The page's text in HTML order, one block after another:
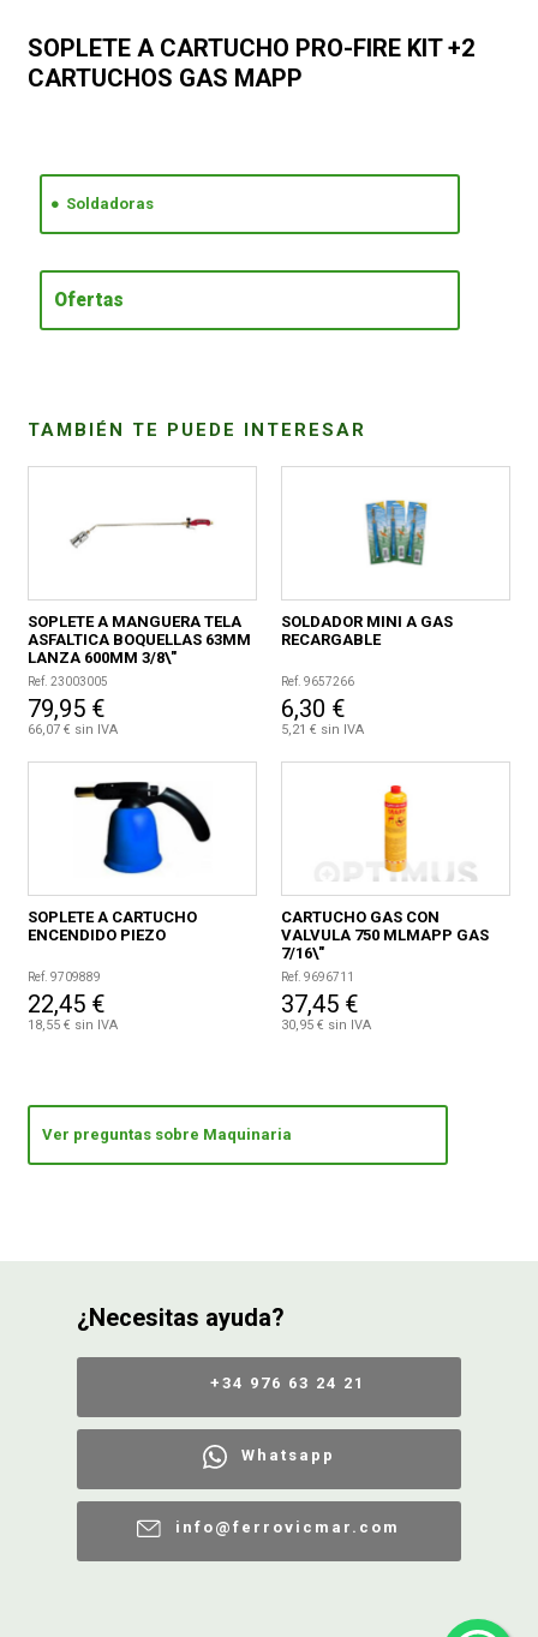
SOPLETE A CARTUCHO PRO-FIRE KIT +2
CARTUCHOS GAS MAPP
Soldadoras
Ofertas
TAMBIÉN TE PUEDE INTERESAR
SOPLETE A MANGUERA TELA
ASFALTICA BOQUELLAS 63MM
LANZA 600MM 3/8\"
Ref. 23003005
79,95 €
66,07 € sin IVA
SOLDADOR MINI A GAS
RECARGABLE
Ref. 9657266
6,30 €
5,21 € sin IVA
SOPLETE A CARTUCHO
ENCENDIDO PIEZO
Ref. 9709889
22,45 €
18,55 € sin IVA
CARTUCHO GAS CON
VALVULA 750 MLMAPP GAS
7/16\"
Ref. 9696711
37,45 €
30,95 € sin IVA
Ver preguntas sobre Maquinaria
¿Necesitas ayuda?
+34 976 63 24 21
Whatsapp
info@ferrovicmar.com
CONDICIONES